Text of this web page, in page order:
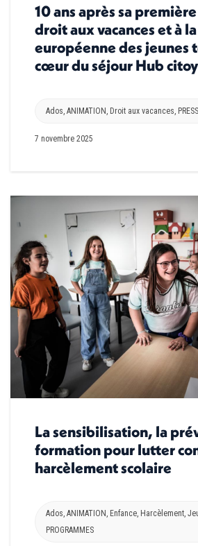
10 ans après sa
droit aux vacances et à
européenne des jeunes
cœur du séjour Hub
Ados ANIMATION Droit aux vacances
7 novembre 2025
La sensibilisation, la
formation pour lutter
harcèlement scolaire
Ados, ANIMATION , Enfance, Harcèlement,
PROGRAMMES